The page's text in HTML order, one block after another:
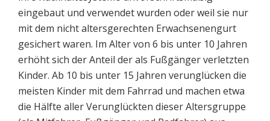
eingebaut und verwendet wurden oder weil sie nur
mit dem nicht altersgerechten Erwachsenengurt
gesichert waren. Im Alter von 6 bis unter 10 Jahren
erhöht sich der Anteil der als Fußgänger verletzten
Kinder. Ab 10 bis unter 15 Jahren verunglücken die
meisten Kinder mit dem Fahrrad und machen etwa
die Hälfte aller Verunglückten dieser Altersgruppe